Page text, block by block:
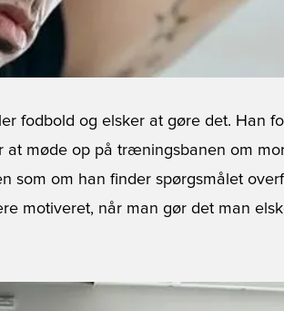
fodbold og elsker at gøre det. Han
at møde op på træningsbanen om
som om han finder spørgsmålet
motiveret, når man gør det man